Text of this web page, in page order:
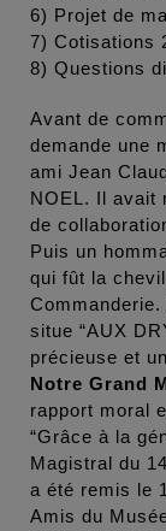
6) Projet de
7) Cotisations
8) Questions
Avant de
demande une
ami Jean
NOEL. Il avait
de
Puis un
qui fût la
situe “AUX
précieuse et
Notre Grand
rapport moral
“Grâce à la
Magistral du
a été remis le
Amis du